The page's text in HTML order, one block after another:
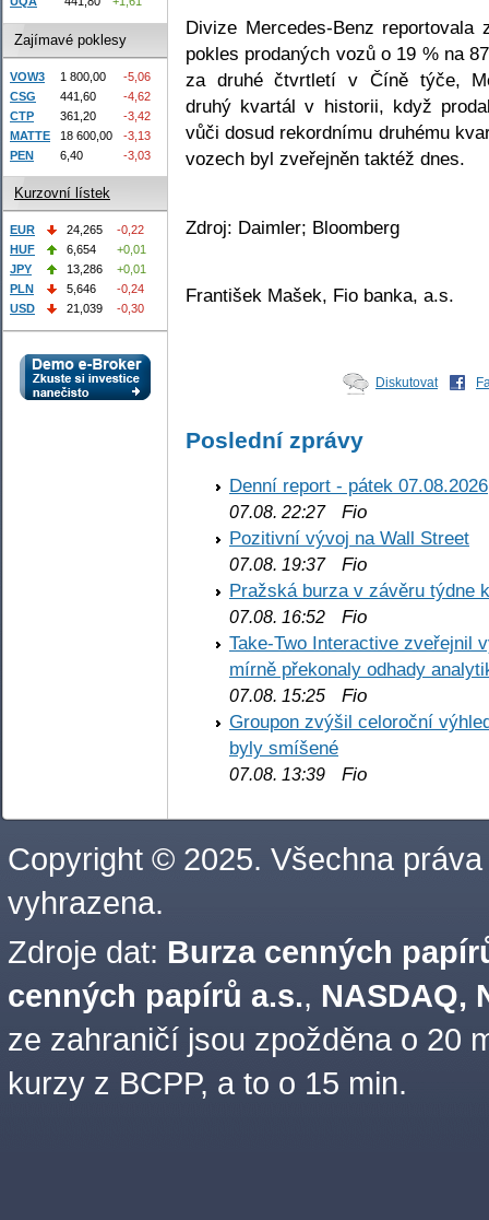
Divize Mercedes-Benz
pokles prodaných vozů o 19 % na
za druhé čtvrtletí v Číně týče,
druhý kvartál v historii, když
vůči dosud rekordnímu druhému
vozech byl zveřejněn taktéž dnes.
Zdroj: Daimler; Bloomberg
František Mašek, Fio banka, a.s.
Diskutovat
Poslední zprávy
Denní report - pátek 07.08.2026
07.08. 22:27Fio
Pozitivní vývoj na Wall Street
07.08. 19:37Fio
Pražská burza v závěru týdne
07.08. 16:52 Fio
Take-Two Interactive zveřejnil
mírně překonaly odhady
07.08. 15:25 Fio
Groupon zvýšil celoroční
byly smíšené
07.08. 13:39 Fio
Zajímavé poklesy
VOW3 1 800,00
-5,06
CSG
441,60
-4,62
CTP
361,20
-3,42
MATTE
18 600,00
-3,13
PEN
6,40 -3,03
Kurzovní lístek
EUR 24,265
-0,22
HUF
6,654
+0,01
JPY
13,286
+0,01
PLN
5,646
-0,24
USD
21,039 -0,30
Copyright © 2025. Všechna práva
vyhrazena.
Zdroje dat: Burza cenných
cenných papírů a.s., NASDAQ,
ze zahraničí jsou zpožděna o 20
kurzy z BCPP, a to o 15 min.